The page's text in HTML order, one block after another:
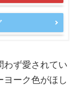
わず愛されてい
ヨーク色がほし